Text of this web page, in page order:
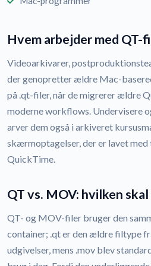
Hvem arbejder med QT-
Videoarkivarer,
der genopretter ældre Mac-
på .qt-filer, når de migrerer ældre
moderne workflows. Undervisere
arver dem også i arkiveret
skærmoptagelser, der er lavet
QuickTime.
QT vs. MOV: hvilken skal
QT- og MOV-filer bruger den
container; .qt er den ældre filtype
udgivelser, mens .mov blev